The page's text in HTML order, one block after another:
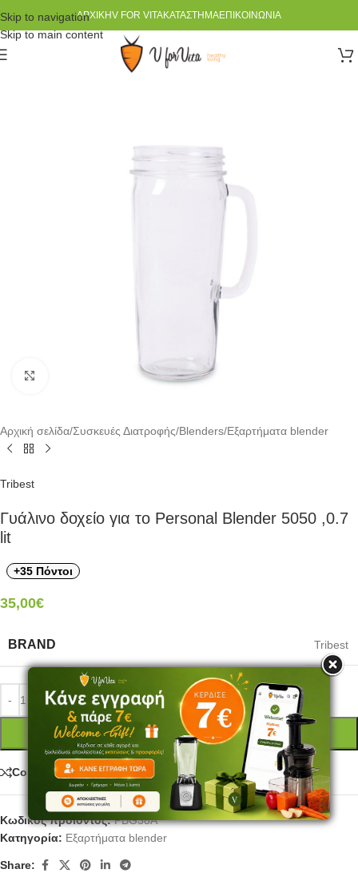
Skip to navigation
Skip to main content
ΑΡΧΙΚΉV FOR VITAΚΑΤΆΣΤΗΜΑΕΠΙΚΟΙΝΩΝΊΑ
Αρχική σελίδα/Συσκευές Διατροφής/Blenders/Εξαρτήματα blender
Tribest
Γυάλινο δοχείο για το Personal Blender 5050 ,0.7
lit
+35 Πόντοι
35,00€
BRAND Tribest
ΠΡΟΣΘΉΚΗ ΣΤΟ ΚΑΛΆΘΙ
Compare
Κωδικός προϊόντος:PBG38A
Κατηγορία: Εξαρτήματα blender
Share: